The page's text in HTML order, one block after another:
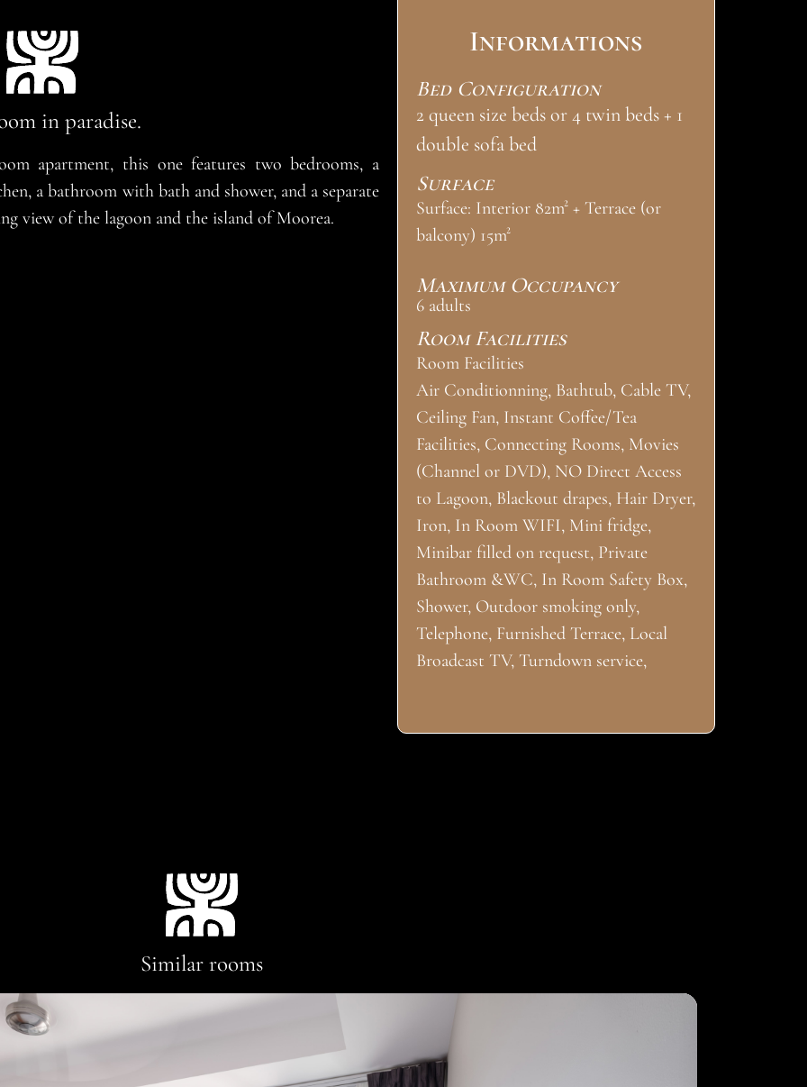
in paradise.
apartment, this one features two bedrooms, a
a bathroom with bath and shower, and a separate
view of the lagoon and the island of Moorea.
Informations
Bed Configuration
2 queen size beds or 4 twin beds + 1
double sofa bed
Surface
Surface: Interior 82m² + Terrace (or
balcony) 15m²
Maximum Occupancy
6 adults
Room Facilities
Room Facilities
Air Conditionning, Bathtub, Cable TV,
Ceiling Fan, Instant Coffee/Tea
Facilities, Connecting Rooms, Movies
(Channel or DVD), NO Direct Access
to Lagoon, Blackout drapes, Hair Dryer,
Iron, In Room WIFI, Mini fridge,
Minibar filled on request, Private
Bathroom &WC, In Room Safety Box,
Shower, Outdoor smoking only,
Telephone, Furnished Terrace, Local
Broadcast TV, Turndown service,
Similar rooms